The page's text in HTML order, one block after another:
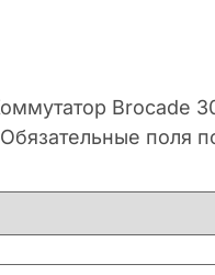
Brocade
Обязательные поля